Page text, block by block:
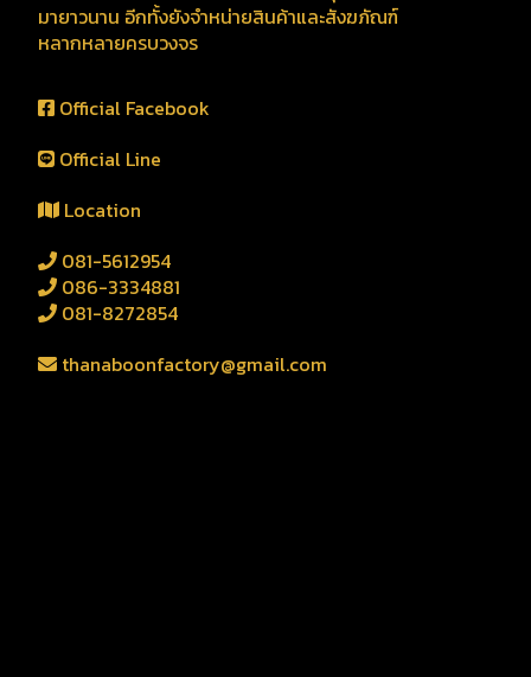
มายาวนาน อีกทั้งยังจำหน่ายสินค้าและสังฆภัณฑ์
หลากหลายครบวงจร
Official Facebook
Official Line
Location
081-5612954
086-3334881
081-8272854
thanaboonfactory@gmail.com